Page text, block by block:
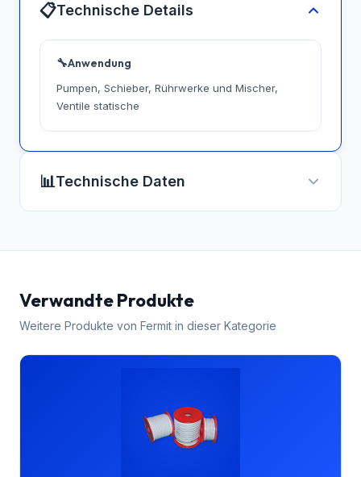
📋Technische Details
🔧Anwendung
Pumpen, Schieber, Rührwerke und Mischer,
Ventile statische
📊Technische Daten
Verwandte Produkte
Weitere Produkte von Fermit in dieser Kategorie